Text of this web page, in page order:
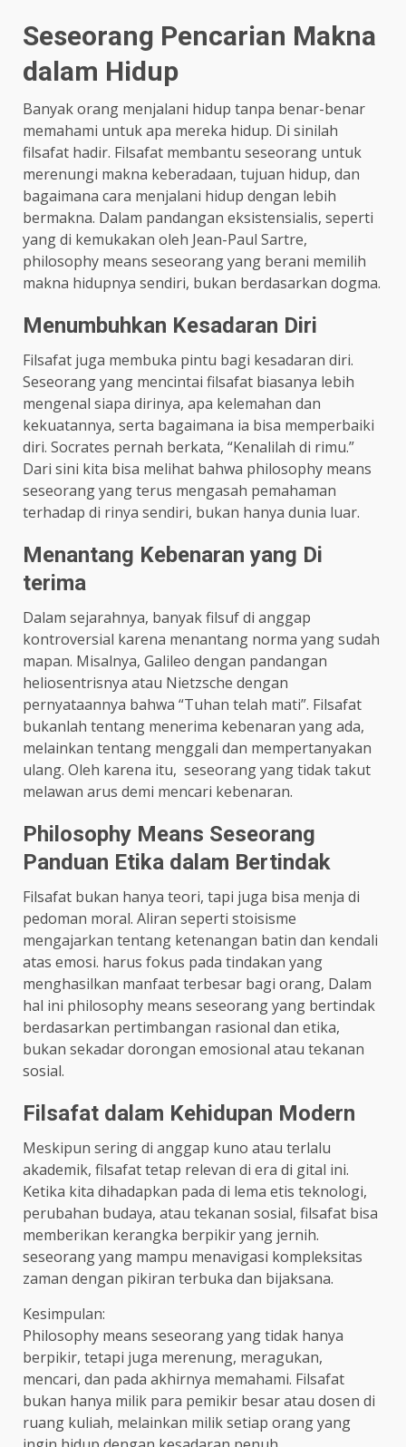
Seseorang Pencarian Makna
dalam Hidup
Banyak orang menjalani hidup tanpa benar-benar
memahami untuk apa mereka hidup. Di sinilah
filsafat hadir. Filsafat membantu seseorang untuk
merenungi makna keberadaan, tujuan hidup, dan
bagaimana cara menjalani hidup dengan lebih
bermakna. Dalam pandangan eksistensialis, seperti
yang di kemukakan oleh Jean-Paul Sartre,
philosophy means seseorang yang berani memilih
makna hidupnya sendiri, bukan berdasarkan dogma.
Menumbuhkan Kesadaran Diri
Filsafat juga membuka pintu bagi kesadaran diri.
Seseorang yang mencintai filsafat biasanya lebih
mengenal siapa dirinya, apa kelemahan dan
kekuatannya, serta bagaimana ia bisa memperbaiki
diri. Socrates pernah berkata, “Kenalilah di rimu.”
Dari sini kita bisa melihat bahwa philosophy means
seseorang yang terus mengasah pemahaman
terhadap di rinya sendiri, bukan hanya dunia luar.
Menantang Kebenaran yang Di
terima
Dalam sejarahnya, banyak filsuf di anggap
kontroversial karena menantang norma yang sudah
mapan. Misalnya, Galileo dengan pandangan
heliosentrisnya atau Nietzsche dengan
pernyataannya bahwa “Tuhan telah mati”. Filsafat
bukanlah tentang menerima kebenaran yang ada,
melainkan tentang menggali dan mempertanyakan
ulang. Oleh karena itu, seseorang yang tidak takut
melawan arus demi mencari kebenaran.
Philosophy Means Seseorang
Panduan Etika dalam Bertindak
Filsafat bukan hanya teori, tapi juga bisa menja di
pedoman moral. Aliran seperti stoisisme
mengajarkan tentang ketenangan batin dan kendali
atas emosi. harus fokus pada tindakan yang
menghasilkan manfaat terbesar bagi orang, Dalam
hal ini philosophy means seseorang yang bertindak
berdasarkan pertimbangan rasional dan etika,
bukan sekadar dorongan emosional atau tekanan
sosial.
Filsafat dalam Kehidupan Modern
Meskipun sering di anggap kuno atau terlalu
akademik, filsafat tetap relevan di era di gital ini.
Ketika kita dihadapkan pada di lema etis teknologi,
perubahan budaya, atau tekanan sosial, filsafat bisa
memberikan kerangka berpikir yang jernih.
seseorang yang mampu menavigasi kompleksitas
zaman dengan pikiran terbuka dan bijaksana.
Kesimpulan:
Philosophy means seseorang yang tidak hanya
berpikir, tetapi juga merenung, meragukan,
mencari, dan pada akhirnya memahami. Filsafat
bukan hanya milik para pemikir besar atau dosen di
ruang kuliah, melainkan milik setiap orang yang